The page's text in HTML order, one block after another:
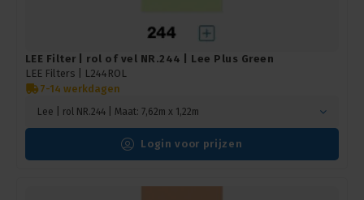
LEE Filter | rol of vel NR.244 | Lee Plus Green
LEE Filters |
L244ROL
7-14 werkdagen
Lee | rol NR.244 | Maat: 7,62m x 1,22m
Login voor prijzen